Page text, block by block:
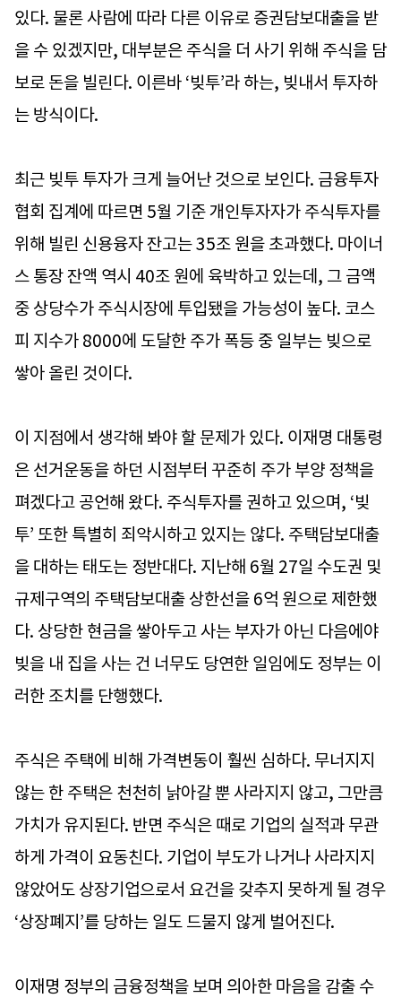
있다. 물론 사람에 따라 다른 이유로 증권담보대출을 받
을 수 있겠지만, 대부분은 주식을 더 사기 위해 주식을 담
보로 돈을 빌린다. 이른바 ‘빚투’라 하는, 빚내서 투자하
는 방식이다.
최근 빚투 투자가 크게 늘어난 것으로 보인다. 금융투자
협회 집계에 따르면 5월 기준 개인투자자가 주식투자를
위해 빌린 신용융자 잔고는 35조 원을 초과했다. 마이너
스 통장 잔액 역시 40조 원에 육박하고 있는데, 그 금액
중 상당수가 주식시장에 투입됐을 가능성이 높다. 코스
피 지수가 8000에 도달한 주가 폭등 중 일부는 빚으로
쌓아 올린 것이다.
이 지점에서 생각해 봐야 할 문제가 있다. 이재명 대통령
은 선거운동을 하던 시점부터 꾸준히 주가 부양 정책을
펴겠다고 공언해 왔다. 주식투자를 권하고 있으며, ‘빚
투’ 또한 특별히 죄악시하고 있지는 않다. 주택담보대출
을 대하는 태도는 정반대다. 지난해 6월 27일 수도권 및
규제구역의 주택담보대출 상한선을 6억 원으로 제한했
다. 상당한 현금을 쌓아두고 사는 부자가 아닌 다음에야
빚을 내 집을 사는 건 너무도 당연한 일임에도 정부는 이
러한 조치를 단행했다.
주식은 주택에 비해 가격변동이 훨씬 심하다. 무너지지
않는 한 주택은 천천히 낡아갈 뿐 사라지지 않고, 그만큼
가치가 유지된다. 반면 주식은 때로 기업의 실적과 무관
하게 가격이 요동친다. 기업이 부도가 나거나 사라지지
않았어도 상장기업으로서 요건을 갖추지 못하게 될 경우
‘상장폐지’를 당하는 일도 드물지 않게 벌어진다.
이재명 정부의 금융정책을 보며 의아한 마음을 감출 수